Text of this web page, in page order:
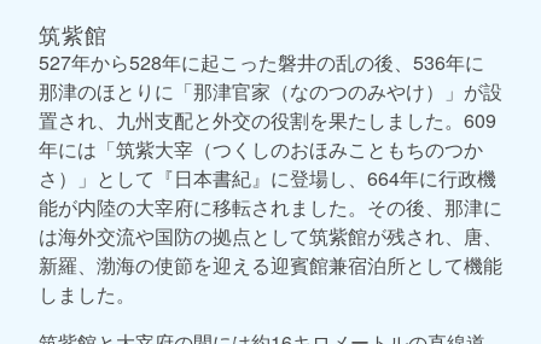
筑紫館
527年から528年に起こった磐井の乱の後、536年に
那津のほとりに「那津官家（なのつのみやけ）」が設
置され、九州支配と外交の役割を果たしました。609
年には「筑紫大宰（つくしのおほみこともちのつか
さ）」として『日本書紀』に登場し、664年に行政機
能が内陸の大宰府に移転されました。その後、那津に
は海外交流や国防の拠点として筑紫館が残され、唐、
新羅、渤海の使節を迎える迎賓館兼宿泊所として機能
しました。